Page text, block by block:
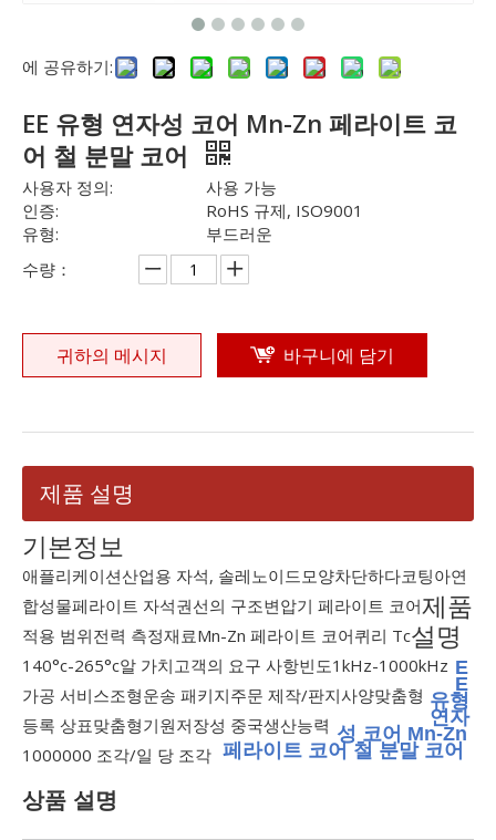
에 공유하기:
EE 유형 연자성 코어 Mn-Zn 페라이트 코
어 철 분말 코어
사용자 정의:
사용 가능
인증:
RoHS 규제, ISO9001
유형:
부드러운
수량：
귀하의 메시지 바구니에 담기
제품 설명
기본정보
애플리케이션산업용 자석, 솔레노이드 모양차단하다코팅아연
합성물페라이트 자석권선의 구조변압기 페라이트 코어
적용 범위전력 측정재료Mn-Zn 페라이트 코어퀴리 Tc
140°c-265°c알 가치 고객의 요구 사항빈도1kHz-1000kHz
가공 서비스조형운송 패키지주문 제작/판지사양맞춤형
등록 상표맞춤형기원저장성 중국생산능력
1000000 조각/일 당 조각
제품
설명
E
E
유형
연자
성 코어 Mn-Zn
페라이트 코어 철 분말 코어
상품 설명